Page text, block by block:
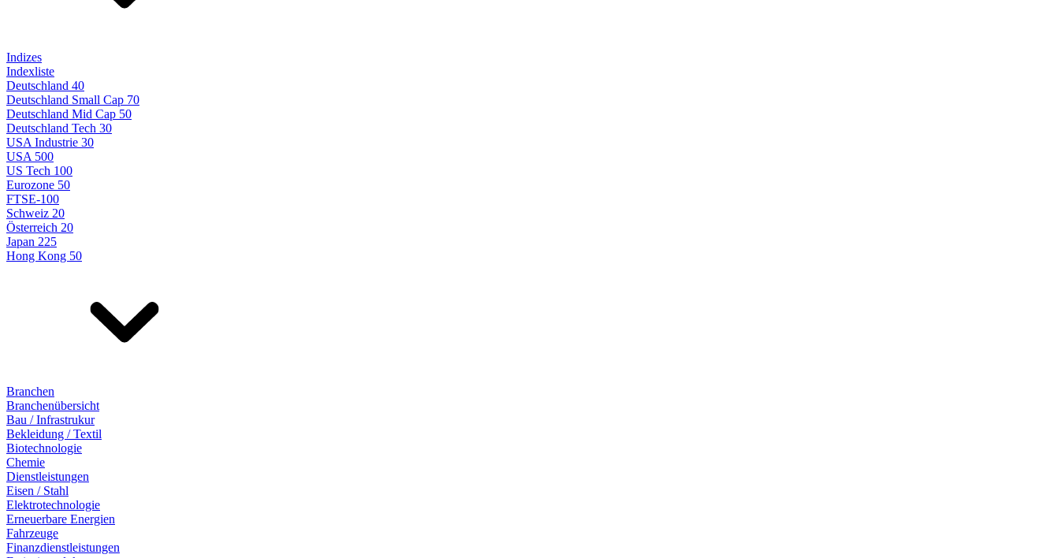
Indizes
Indexliste
Deutschland 40
Deutschland Small Cap 70
Deutschland Mid Cap 50
Deutschland Tech 30
USA Industrie 30
USA 500
US Tech 100
Eurozone 50
FTSE-100
Schweiz 20
Österreich 20
Japan 225
Hong Kong 50
Branchen
Branchenübersicht
Bau / Infrastrukur
Bekleidung / Textil
Biotechnologie
Chemie
Dienstleistungen
Eisen / Stahl
Elektrotechnologie
Erneuerbare Energien
Fahrzeuge
Finanzdienstleistungen